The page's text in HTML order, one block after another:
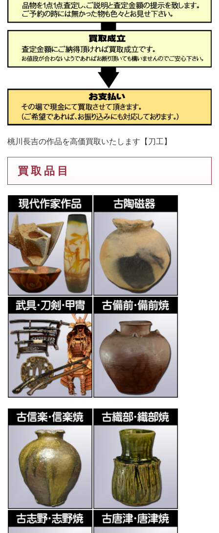
桃川長吉の作品を高価買取いたします【刀工】
買 取 品 目